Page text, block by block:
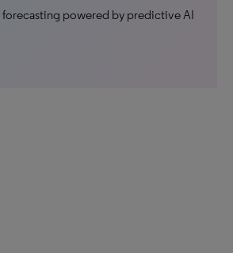
forecasting powered by predictive AI